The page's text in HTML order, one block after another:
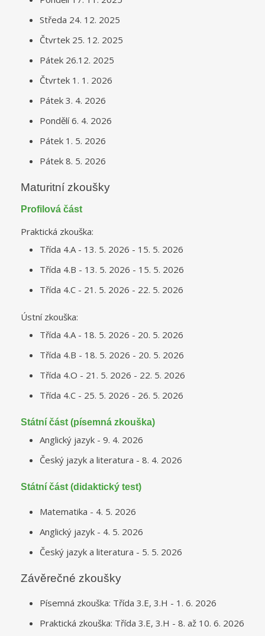
Středa 24. 12. 2025
Čtvrtek 25. 12. 2025
Pátek 26.12. 2025
Čtvrtek 1. 1. 2026
Pátek 3. 4. 2026
Pondělí 6. 4. 2026
Pátek 1. 5. 2026
Pátek 8. 5. 2026
Maturitní zkoušky
Profilová část
Praktická zkouška:
Třída 4.A - 13. 5. 2026 - 15. 5. 2026
Třída 4.B - 13. 5. 2026 - 15. 5. 2026
Třída 4.C - 21. 5. 2026 - 22. 5. 2026
Ústní zkouška:
Třída 4.A - 18. 5. 2026 - 20. 5. 2026
Třída 4.B - 18. 5. 2026 - 20. 5. 2026
Třída 4.O - 21. 5. 2026 - 22. 5. 2026
Třída 4.C - 25. 5. 2026 - 26. 5. 2026
Státní část (písemná zkouška)
Anglický jazyk - 9. 4. 2026
Český jazyk a literatura - 8. 4. 2026
Státní část (didaktický test)
Matematika - 4. 5. 2026
Anglický jazyk - 4. 5. 2026
Český jazyk a literatura - 5. 5. 2026
Závěrečné zkoušky
Písemná zkouška: Třída 3.E, 3.H - 1. 6. 2026
Praktická zkouška: Třída 3.E, 3.H - 8. až 10. 6. 2026